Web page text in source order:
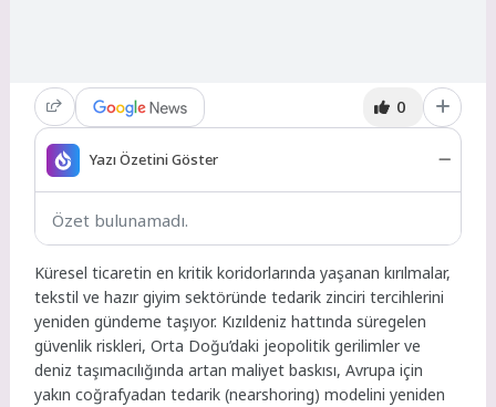
0
Yazı Özetini Göster
Özet bulunamadı.
Küresel ticaretin en kritik koridorlarında yaşanan kırılmalar,
tekstil ve hazır giyim sektöründe tedarik zinciri tercihlerini
yeniden gündeme taşıyor. Kızıldeniz hattında süregelen
güvenlik riskleri, Orta Doğu’daki jeopolitik gerilimler ve
deniz taşımacılığında artan maliyet baskısı, Avrupa için
yakın coğrafyadan tedarik (nearshoring) modelini yeniden